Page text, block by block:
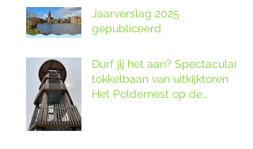
Jaarverslag 2025
gepubliceerd
Durf jij het aan? Spectaculaire
tokkelbaan van uitkijktoren
Het Poldernest op de